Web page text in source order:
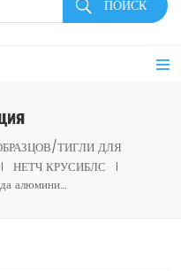
ТИГЛИ ДЛЯ
НЕТЧ КРУСИБЛС
95 мкл тигля из оксида алюминия, эквивалентного Netzsch J1560182 для STA 2500 Regulus